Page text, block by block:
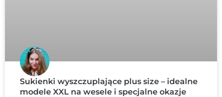
Sukienki wyszczuplające plus size – idealne
modele XXL na wesele i specjalne okazje